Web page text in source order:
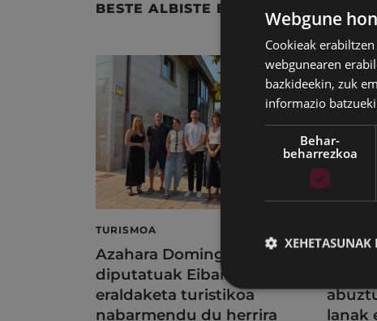
BESTE ALBISTE BATZUK
TURISMOA
Azahara Dominguez
diputatuak Eibarko
eraldaketa turistikoa
nabarmendu du herrira
Kirol-
lanak
Webgune
Cookieak
webgunearen
bazkideekin, zuk
informazio
Behar-
beharrezkoa
XEHETASUNAK